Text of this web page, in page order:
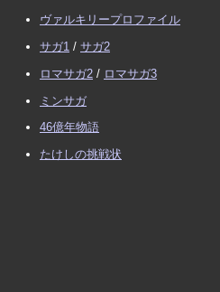
ヴァルキリープロファイル
サガ1 / サガ2
ロマサガ2 / ロマサガ3
ミンサガ
46億年物語
たけしの挑戦状